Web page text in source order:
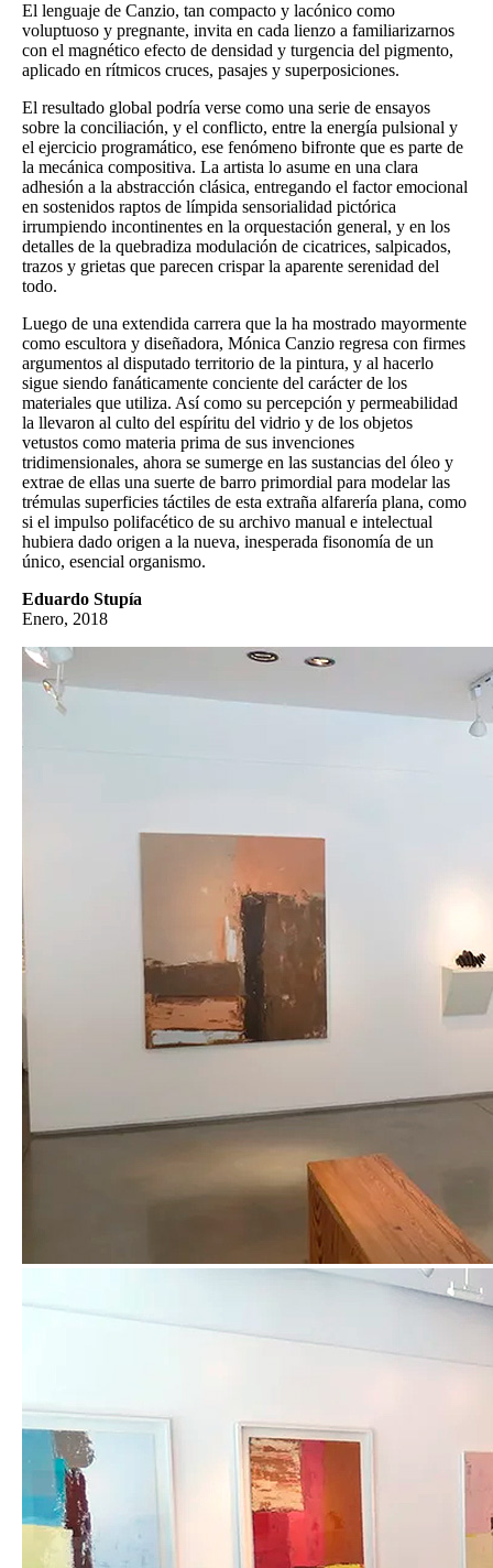
El lenguaje de Canzio, tan compacto y lacónico como
voluptuoso y pregnante, invita en cada lienzo a familiarizarnos
con el magnético efecto de densidad y turgencia del pigmento,
aplicado en rítmicos cruces, pasajes y superposiciones.
El resultado global podría verse como una serie de ensayos
sobre la conciliación, y el conflicto, entre la energía pulsional y
el ejercicio programático, ese fenómeno bifronte que es parte de
la mecánica compositiva. La artista lo asume en una clara
adhesión a la abstracción clásica, entregando el factor emocional
en sostenidos raptos de límpida sensorialidad pictórica
irrumpiendo incontinentes en la orquestación general, y en los
detalles de la quebradiza modulación de cicatrices, salpicados,
trazos y grietas que parecen crispar la aparente serenidad del
todo.
Luego de una extendida carrera que la ha mostrado mayormente
como escultora y diseñadora, Mónica Canzio regresa con firmes
argumentos al disputado territorio de la pintura, y al hacerlo
sigue siendo fanáticamente conciente del carácter de los
materiales que utiliza. Así como su percepción y permeabilidad
la llevaron al culto del espíritu del vidrio y de los objetos
vetustos como materia prima de sus invenciones
tridimensionales, ahora se sumerge en las sustancias del óleo y
extrae de ellas una suerte de barro primordial para modelar las
trémulas superficies táctiles de esta extraña alfarería plana, como
si el impulso polifacético de su archivo manual e intelectual
hubiera dado origen a la nueva, inesperada fisonomía de un
único, esencial organismo.
Eduardo Stupía
Enero, 2018